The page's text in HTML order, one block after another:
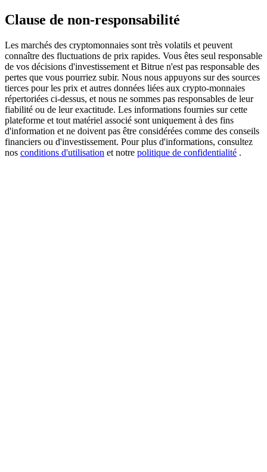
Exclusive for BitMart Users
Register & Trade to Win 500,000 USDT
Precious Metals Trading Carnival
Trade Gold & Silver · 33,333 USDT Bonus
Clause de non-responsabilité
Les marchés des cryptomonnaies sont très volatils et peuvent
connaître des fluctuations de prix rapides. Vous êtes seul responsable
de vos décisions d'investissement et Bitrue n'est pas responsable des
pertes que vous pourriez subir. Nous nous appuyons sur des sources
tierces pour les prix et autres données liées aux crypto-monnaies
répertoriées ci-dessus, et nous ne sommes pas responsables de leur
fiabilité ou de leur exactitude. Les informations fournies sur cette
plateforme et tout matériel associé sont uniquement à des fins
d'information et ne doivent pas être considérées comme des conseils
financiers ou d'investissement. Pour plus d'informations, consultez
nos conditions d'utilisation et notre politique de confidentialité .